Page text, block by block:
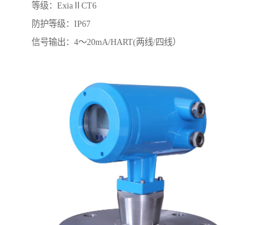
等级：ExiaⅡCT6
防护等级：IP67
信号输出：4～20mA/HART(两线/四线）